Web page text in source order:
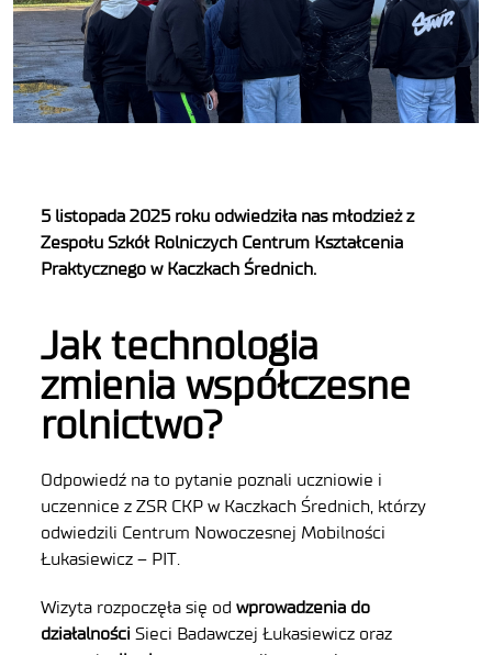
5 listopada 2025 roku odwiedziła nas młodzież z
Zespołu Szkół Rolniczych Centrum Kształcenia
Praktycznego w Kaczkach Średnich.
Jak technologia
zmienia współczesne
rolnictwo?
Odpowiedź na to pytanie poznali uczniowie i
uczennice z ZSR CKP w Kaczkach Średnich, którzy
odwiedzili Centrum Nowoczesnej Mobilności
Łukasiewicz – PIT.
Wizyta rozpoczęła się od wprowadzenia do
działalności Sieci Badawczej Łukasiewicz oraz